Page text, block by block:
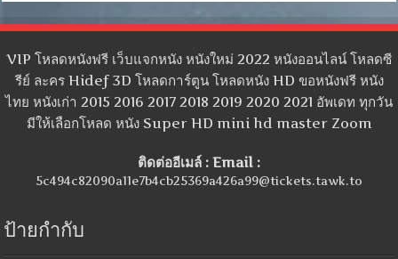
VIP โหลดหนังฟรี เว็บแจกหนัง หนังใหม่ 2022 หนังออนไลน์ โหลดซี
รีย์ ละคร Hidef 3D โหลดการ์ตูน โหลดหนัง HD ขอหนังฟรี หนัง
ไทย หนังเก่า 2015 2016 2017 2018 2019 2020 2021 อัพเดท ทุกวัน
มีให้เลือกโหลด หนัง Super HD mini hd master Zoom
ติดต่ออีเมล์ : Email :
5c494c82090a11e7b4cb25369a426a99@tickets.tawk.to
ป้ายกำกับ